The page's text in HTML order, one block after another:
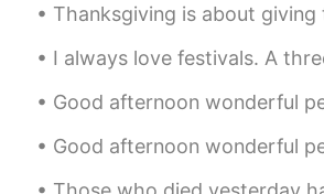
JP EN
また、都は の所 また
を開けないと、 “またと”
聞こえるかもしれない！け
Thanksgiving is about giving thanks, which we highlight once a
I always love festivals. A three-day holiday because of the Dragon
Good afternoon wonderful people. Here is another poem for you to
Good afternoon wonderful people! It is English practice time. Send